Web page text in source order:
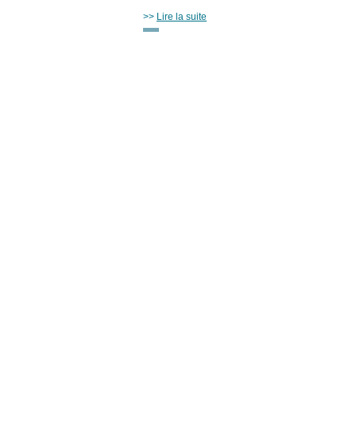
>> Lire la suite